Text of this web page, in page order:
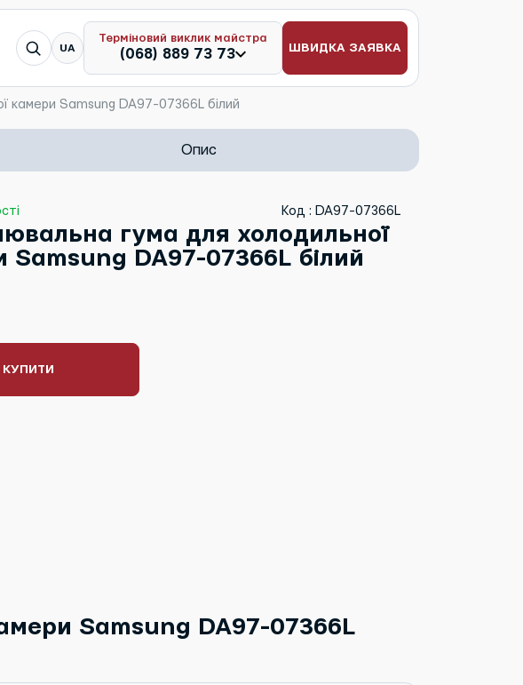
Я шукаю...
UA
Терміновий виклик майстра
(068) 889 73 73 ШВИДКА ЗАЯВКА
камери Samsung DA97-07366L білий
Опис
Код : DA97-07366L
гума для холодильної
Samsung DA97-07366L білий
КУПИТИ
Samsung DA97-07366L